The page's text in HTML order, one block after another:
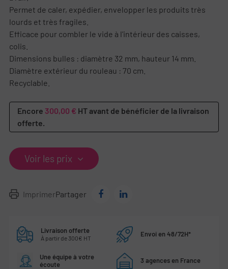
Permet de caler, expédier, envelopper les produits très
lourds et très fragiles.
Efficace pour combler le vide à l'intérieur des caisses,
colis.
Dimensions bulles : diamètre 32 mm, hauteur 14 mm.
Diamètre extérieur du rouleau : 70 cm.
Recyclable.
Encore 300,00 € HT avant de bénéficier de la livraison
offerte.
Voir les prix
ImprimerPartager
Livraison offerte
À partir de 300€ HT Envoi en 48/72H*
Une équipe à votre
écoute
3 agences en France